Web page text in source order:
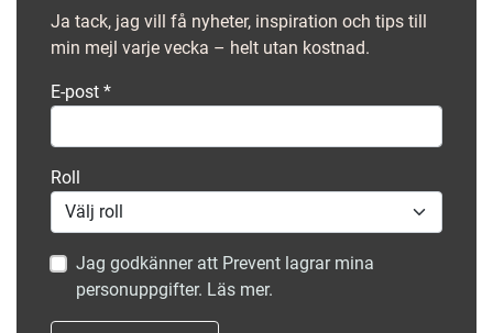
Ja tack, jag vill få nyheter, inspiration och tips till
min mejl varje vecka – helt utan kostnad.
E-post *
Roll
Jag godkänner att Prevent lagrar mina
personuppgifter. Läs mer.